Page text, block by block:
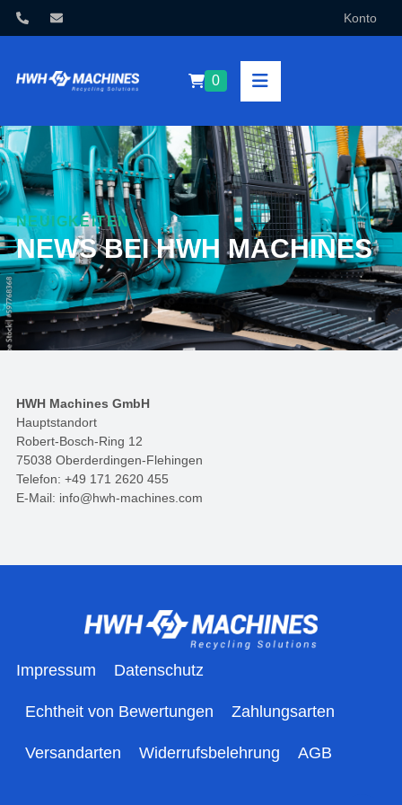
Konto
0
NEUIGKEITEN
NEWS BEI HWH MACHINES
HWH Machines GmbH
Hauptstandort
Robert-Bosch-Ring 12
75038 Oberderdingen-Flehingen
Telefon: +49 171 2620 455
E-Mail: info@hwh-machines.com
Impressum Datenschutz
Echtheit von Bewertungen Zahlungsarten
Versandarten Widerrufsbelehrung AGB